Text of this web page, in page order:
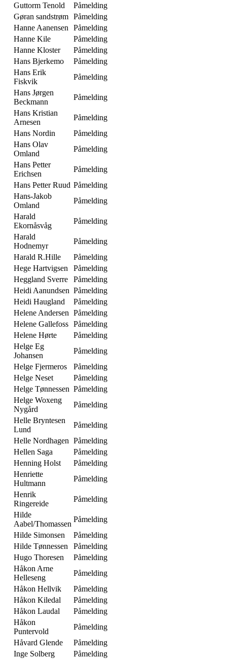
Guttorm Tenold
Påmelding
Gøran sandstrøm Påmelding
Hanne Aanensen
Påmelding
Hanne Kile
Påmelding
Hanne Kloster
Påmelding
Hans Bjerkemo
Påmelding
Hans Erik
Fiskvik
Påmelding
Hans Jørgen
Beckmann
Påmelding
Hans Kristian
Arnesen
Påmelding
Hans Nordin
Påmelding
Hans Olav
Omland
Påmelding
Hans Petter
Erichsen
Påmelding
Hans Petter Ruud Påmelding
Hans-Jakob
Omland
Påmelding
Harald
Ekornåsvåg
Påmelding
Harald
Hodnemyr
Påmelding
Harald R.Hille
Påmelding
Hege Hartvigsen
Påmelding
Heggland Sverre
Påmelding
Heidi Aanundsen Påmelding
Heidi Haugland
Påmelding
Helene Andersen Påmelding
Helene Gallefoss Påmelding
Helene Hørte
Påmelding
Helge Eg
Johansen
Påmelding
Helge Fjermeros
Påmelding
Helge Neset
Påmelding
Helge Tønnessen Påmelding
Helge Woxeng
Nygård
Påmelding
Helle Bryntesen
Lund
Påmelding
Helle Nordhagen Påmelding
Hellen Saga
Påmelding
Henning Holst
Påmelding
Henriette
Hultmann
Påmelding
Henrik
Ringereide
Påmelding
Hilde
Aabel/Thomassen
Påmelding
Hilde Simonsen
Påmelding
Hilde Tønnessen
Påmelding
Hugo Thoresen
Påmelding
Håkon Arne
Helleseng
Påmelding
Håkon Hellvik
Påmelding
Håkon Kiledal
Påmelding
Håkon Laudal
Påmelding
Håkon
Puntervold
Påmelding
Håvard Glende
Påmelding
Inge Solberg
Påmelding